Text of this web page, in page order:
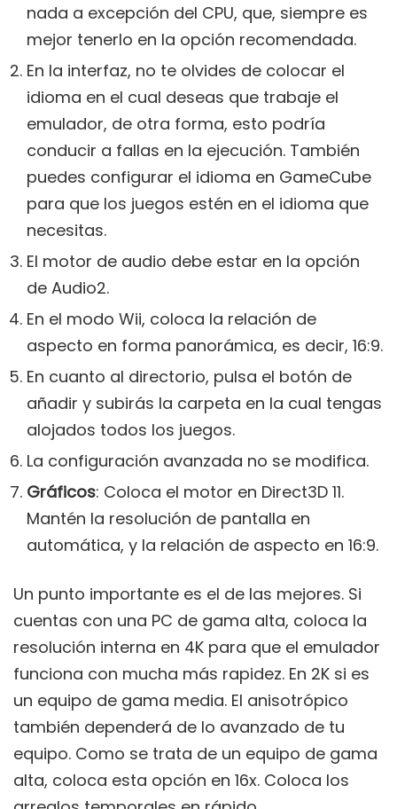
nada a excepción del CPU, que, siempre es
mejor tenerlo en la opción recomendada.
En la interfaz, no te olvides de colocar el
idioma en el cual deseas que trabaje el
emulador, de otra forma, esto podría
conducir a fallas en la ejecución. También
puedes configurar el idioma en GameCube
para que los juegos estén en el idioma que
necesitas.
El motor de audio debe estar en la opción
de Audio2.
En el modo Wii, coloca la relación de
aspecto en forma panorámica, es decir, 16:9.
En cuanto al directorio, pulsa el botón de
añadir y subirás la carpeta en la cual tengas
alojados todos los juegos.
La configuración avanzada no se modifica.
Gráficos: Coloca el motor en Direct3D 11.
Mantén la resolución de pantalla en
automática, y la relación de aspecto en 16:9.
Un punto importante es el de las mejores. Si
cuentas con una PC de gama alta, coloca la
resolución interna en 4K para que el emulador
funciona con mucha más rapidez. En 2K si es
un equipo de gama media. El anisotrópico
también dependerá de lo avanzado de tu
equipo. Como se trata de un equipo de gama
alta, coloca esta opción en 16x. Coloca los